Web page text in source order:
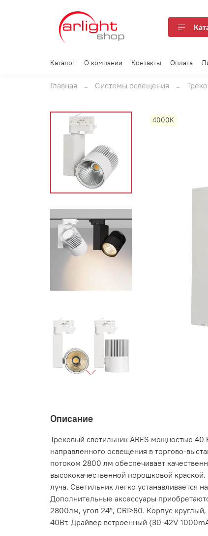
Каталог О компании Контакты Оплата
Главная Системы освещения
4000К
Описание
Трековый светильник ARES мощностью
направленного освещения в торгово-
потоком 2800 лм обеспечивает
высококачественной порошковой
луча. Светильник легко устанавливается
Дополнительные аксессуары
2800лм, угол 24°, CRI>80. Корпус
40Вт. Драйвер встроенный (30-42V